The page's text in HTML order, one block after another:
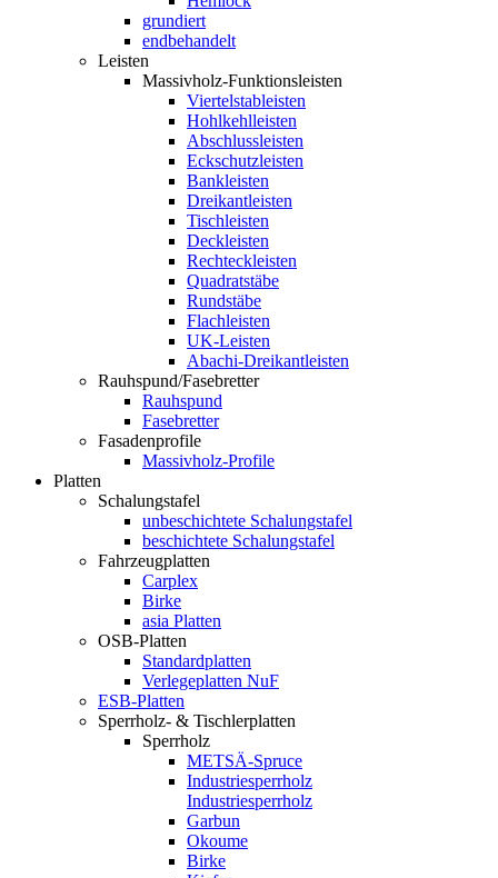
grundiert
endbehandelt
Leisten
Massivholz-Funktionsleisten
Viertelstableisten
Hohlkehlleisten
Abschlussleisten
Eckschutzleisten
Bankleisten
Dreikantleisten
Tischleisten
Deckleisten
Rechteckleisten
Quadratstäbe
Rundstäbe
Flachleisten
UK-Leisten
Abachi-Dreikantleisten
Rauhspund/Fasebretter
Rauhspund
Fasebretter
Fasadenprofile
Massivholz-Profile
Platten
Schalungstafel
unbeschichtete Schalungstafel
beschichtete Schalungstafel
Fahrzeugplatten
Carplex
Birke
asia Platten
OSB-Platten
Standardplatten
Verlegeplatten NuF
ESB-Platten
Sperrholz- & Tischlerplatten
Sperrholz
METSÄ-Spruce
Industriesperrholz
Industriesperrholz
Garbun
Okoume
Birke